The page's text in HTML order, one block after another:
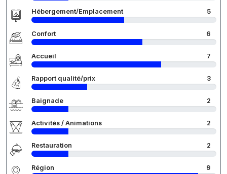
Hébergement/Emplacement 5
Confort 6
Accueil 7
Rapport qualité/prix 3
Baignade 2
Activités / Animations 2
Restauration 2
Région 9